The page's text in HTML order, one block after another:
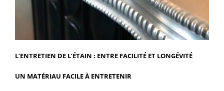
L’ENTRETIEN DE L’ÉTAIN : ENTRE FACILITÉ ET LONGÉVITÉ
UN MATÉRIAU FACILE À ENTRETENIR